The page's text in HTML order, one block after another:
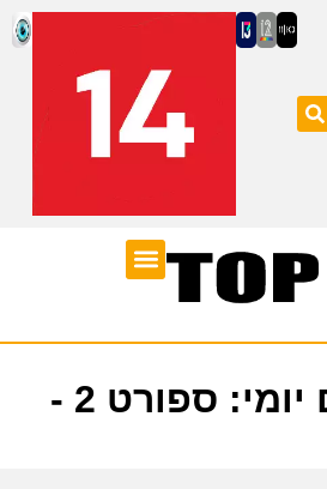
לוח שידורים יומי: ספורט 2 -